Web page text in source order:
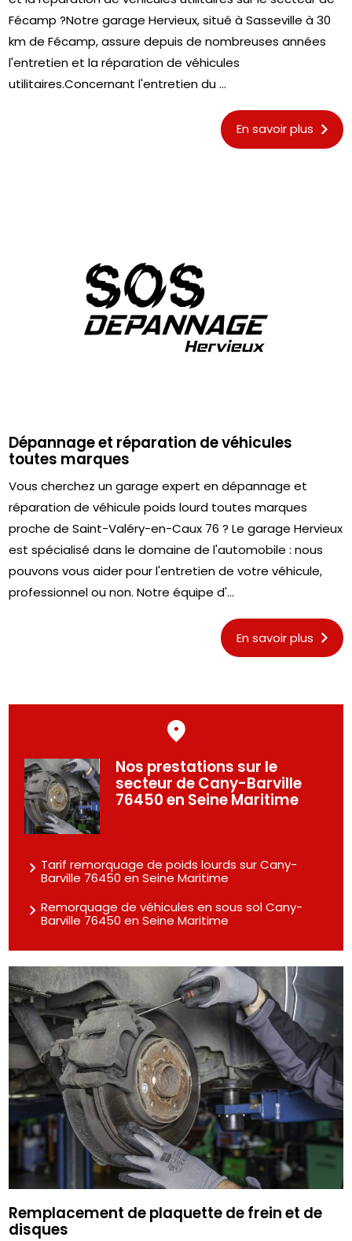
Fécamp ?Notre garage Hervieux, situé à Sasseville à 30
km de Fécamp, assure depuis de nombreuses années
l'entretien et la réparation de véhicules
utilitaires.Concernant l'entretien du ...
En savoir plus
Dépannage et réparation de véhicules
toutes marques
Vous cherchez un garage expert en dépannage et
réparation de véhicule poids lourd toutes marques
proche de Saint-Valéry-en-Caux 76 ? Le garage Hervieux
est spécialisé dans le domaine de l'automobile : nous
pouvons vous aider pour l'entretien de votre véhicule,
professionnel ou non. Notre équipe d'...
En savoir plus
Nos prestations sur le
secteur de Cany-Barville
76450 en Seine Maritime
Tarif remorquage de poids lourds sur Cany-
Barville 76450 en Seine Maritime
Remorquage de véhicules en sous sol Cany-
Barville 76450 en Seine Maritime
Remplacement de plaquette de frein et de
disques